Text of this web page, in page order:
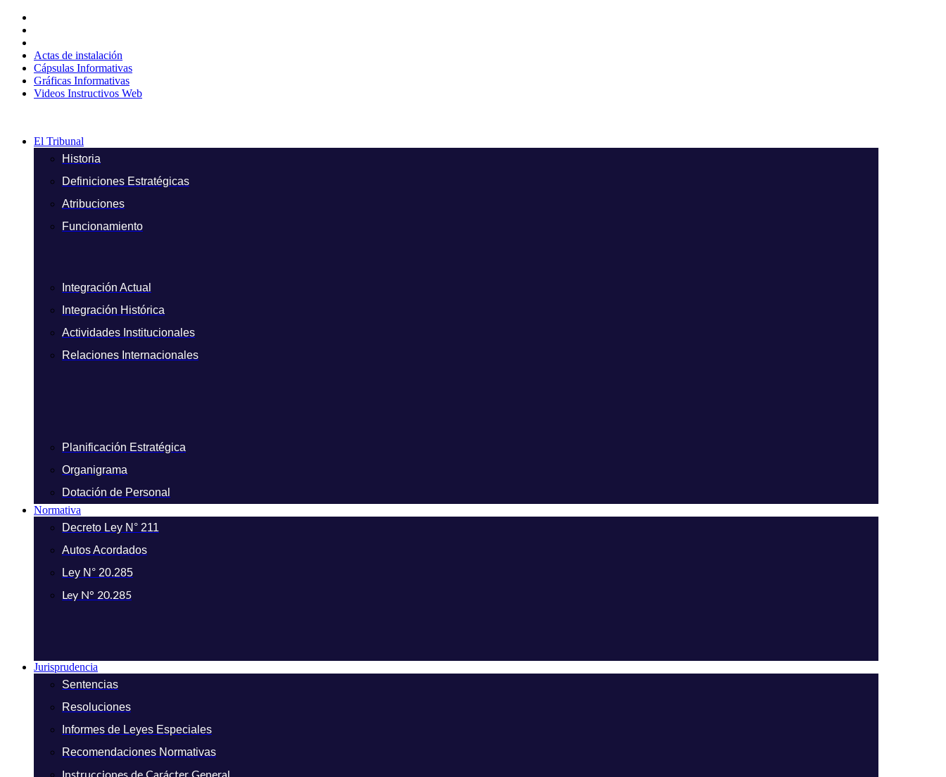
contenido
Actas de instalación
Cápsulas Informativas
Gráficas Informativas
Videos Instructivos Web
El Tribunal
Historia
Definiciones Estratégicas
Atribuciones
Funcionamiento
Integración Actual
Integración Histórica
Actividades Institucionales
Relaciones Internacionales
Planificación Estratégica
Organigrama
Dotación de Personal
Normativa
Decreto Ley N° 211
Autos Acordados
Ley N° 20.285
Ley N° 20.285
Jurisprudencia
Sentencias
Resoluciones
Informes de Leyes Especiales
Recomendaciones Normativas